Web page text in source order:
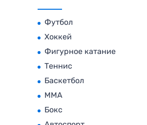
Футбол
Хоккей
Фигурное катание
Теннис
Баскетбол
MMA
Бокс